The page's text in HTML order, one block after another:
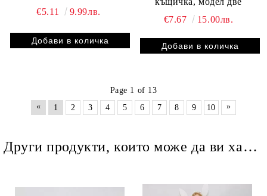
€5.11 9.99лв.
€7.67
15.00лв.
Page 1 of 13
«
1 2 3 4 5 6 7 8 9 10 »
Други продукти, които може да ви харесат